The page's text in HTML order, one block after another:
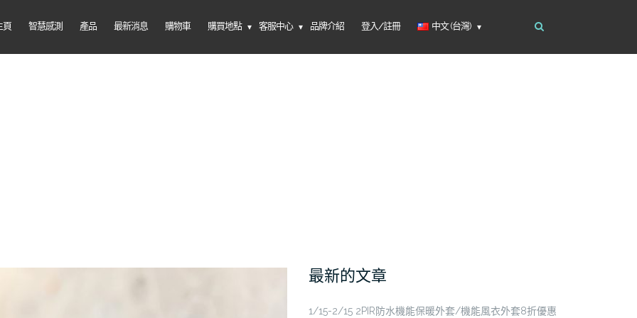
頁 智慧感測 產品 最新消息 購物車 購買地點 客服中心 品牌介紹 登入/註冊 中文 (台灣)
最新的文章
1/15-2/15 2PIR防水機能保暖外套/機能風衣外套8折優惠